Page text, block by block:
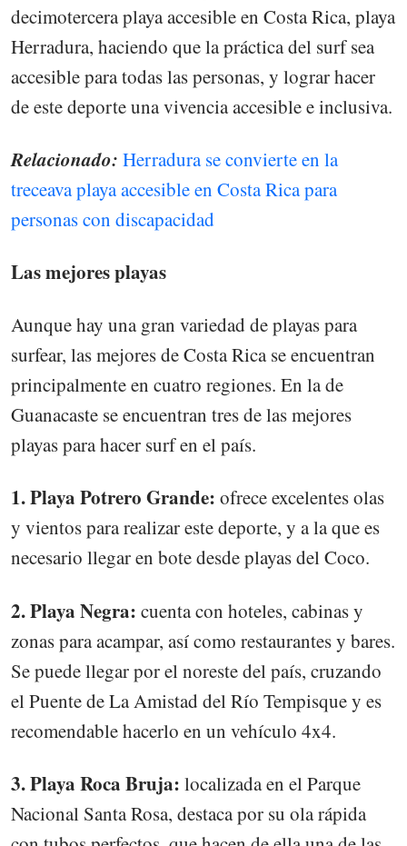
decimotercera playa accesible en Costa Rica, playa
Herradura, haciendo que la práctica del surf sea
accesible para todas las personas, y lograr hacer
de este deporte una vivencia accesible e inclusiva.
Relacionado: Herradura se convierte en la
treceava playa accesible en Costa Rica para
personas con discapacidad
Las mejores playas
Aunque hay una gran variedad de playas para
surfear, las mejores de Costa Rica se encuentran
principalmente en cuatro regiones. En la de
Guanacaste se encuentran tres de las mejores
playas para hacer surf en el país.
1. Playa Potrero Grande: ofrece excelentes olas
y vientos para realizar este deporte, y a la que es
necesario llegar en bote desde playas del Coco.
2. Playa Negra: cuenta con hoteles, cabinas y
zonas para acampar, así como restaurantes y bares.
Se puede llegar por el noreste del país, cruzando
el Puente de La Amistad del Río Tempisque y es
recomendable hacerlo en un vehículo 4x4.
3. Playa Roca Bruja: localizada en el Parque
Nacional Santa Rosa, destaca por su ola rápida